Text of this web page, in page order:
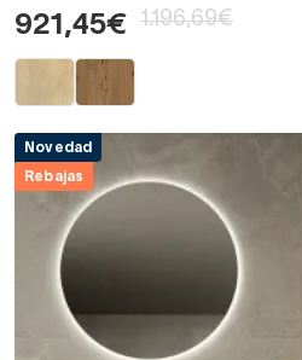
921,45€ 1.196,69€
Novedad
Rebajas